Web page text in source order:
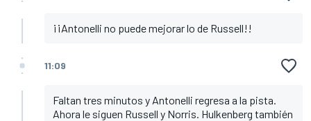
¡¡Antonelli no puede mejorar lo de Russell!!
11:09
Faltan tres minutos y Antonelli regresa a la pista.
Ahora le siguen Russell y Norris. Hulkenberg también